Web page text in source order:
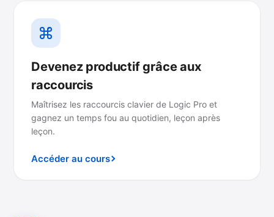
Devenez productif grâce aux
raccourcis
Maîtrisez les raccourcis clavier de Logic Pro et
gagnez un temps fou au quotidien, leçon après
leçon.
Accéder au cours